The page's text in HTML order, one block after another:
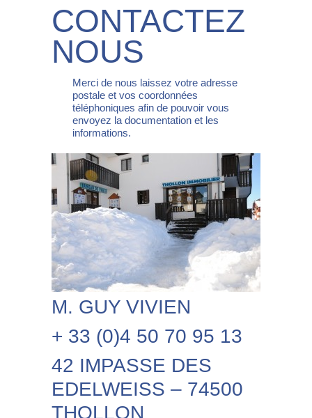
CONTACTEZ
NOUS
Merci de nous laissez votre adresse
postale et vos coordonnées
téléphoniques afin de pouvoir vous
envoyez la documentation et les
informations.
M. GUY VIVIEN
+ 33 (0)4 50 70 95 13
42 IMPASSE DES
EDELWEISS – 74500
THOLLON